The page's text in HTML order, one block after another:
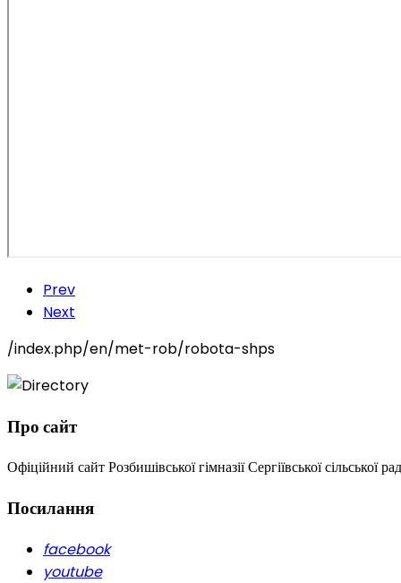
Prev
Next
/index.php/en/met-rob/robota-shps
Про сайт
Офіційний сайт Розбишівської гімназії Сергіївської сільської
Посилання
facebook
youtube